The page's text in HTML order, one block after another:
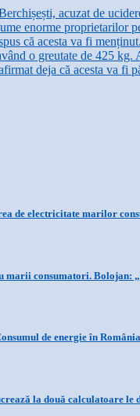
acuzat de
enorme proprietarilor
că acesta va fi
o greutate de 425
deja că acesta va fi
de electricitate marilor
consumatori. Bolojan:
de energie în
la două calculatoare le